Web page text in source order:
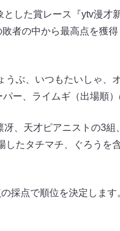
した賞レース『ytv漫才
者の中から最高点を獲
ぶ、いつもたいしゃ、
ー、ライムギ（出場順）
、天才ピアニストの3組
たタチマチ、ぐろうを
採点で順位を決定します